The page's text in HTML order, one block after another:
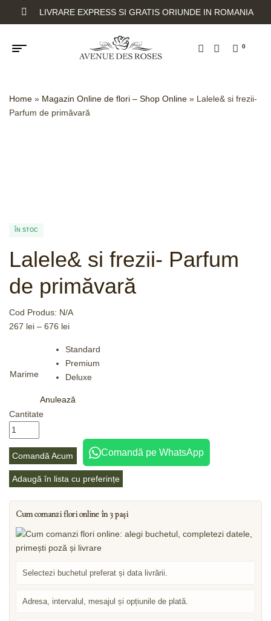
LIVRARE EXPRESS SI GRATIS ORIUNDE IN ROMANIA
0
Home » Magazin Online de flori – Shop Online » Lalele& si frezii-
Parfum de primăvară
ÎN STOC
Lalele& si frezii- Parfum
de primăvară
Cod Produs: N/A
267 lei – 676 lei
Marime
Standard
Premium
Deluxe
Anulează
Cantitate
Comandă Acum Comandă pe WhatsApp
Adaugă în lista cu preferințe
Cum comanzi flori online în 3 pași
Selectezi buchetul preferat și data livrării.
Adresa, intervalul, mesajul și opțiunile de plată.